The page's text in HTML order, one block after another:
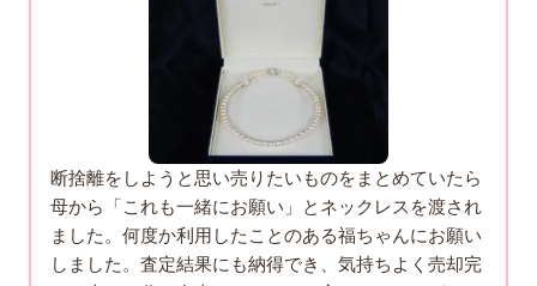
断捨離をしようと思い売りたいものをまとめていたら
母から「これも一緒にお願い」とネックレスを渡され
ました。何度か利用したことのある福ちゃんにお願い
しました。査定結果にも納得でき、気持ちよく売却完